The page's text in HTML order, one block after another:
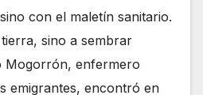
con el maletín sanitario.
sino a sembrar
Mogorrón, enfermero
emigrantes, encontró en